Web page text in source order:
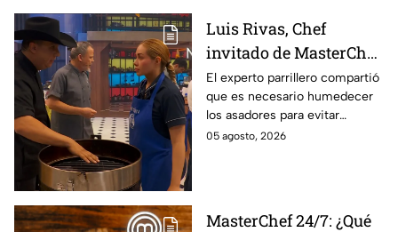
Luis Rivas, Chef
invitado de MasterChef
24/7 destaca la
importancia del agua
para la preparación de
cualquier asado
El experto parrillero compartió
que es necesario humedecer
los asadores para evitar
accidentes
05 agosto, 2026
MasterChef 24/7: ¿Qué